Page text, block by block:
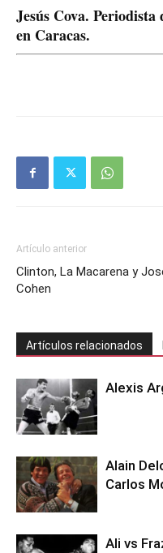
Jesús Cova.
en Caracas.
Artículo anterior
Clinton, La Macarena y
Cohen
Artículos relacionados
Alexis
Alain
Carlos
Ali vs